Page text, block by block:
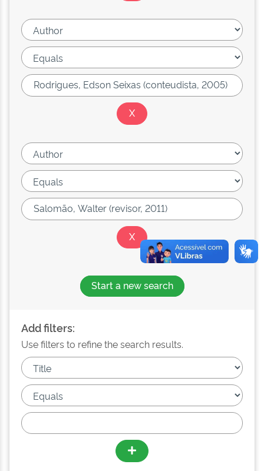
Start a new search
Add filters:
Use filters to refine the search results.